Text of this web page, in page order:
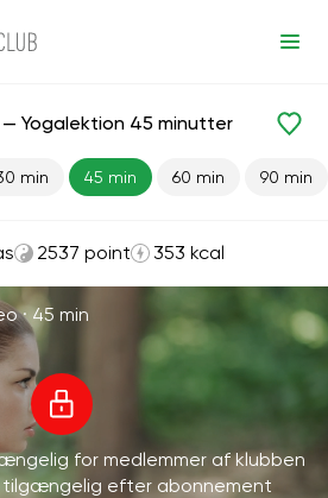
Antistress
— Yogalektion 45 minutter
min 45 min 60 min 90 min
2537 point 353 kcal
·45 min
for medlemmer af klubben
tilgængelig efter abonnement